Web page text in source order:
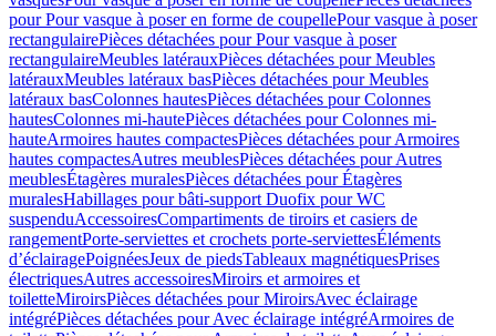
pour Pour vasque à poser en forme de coupellePour vasque à poser
rectangulairePièces détachées pour Pour vasque à poser
rectangulaireMeubles latérauxPièces détachées pour Meubles
latérauxMeubles latéraux basPièces détachées pour Meubles
latéraux basColonnes hautesPièces détachées pour Colonnes
hautesColonnes mi-hautePièces détachées pour Colonnes mi-
hauteArmoires hautes compactesPièces détachées pour Armoires
hautes compactesAutres meublesPièces détachées pour Autres
meublesÉtagères muralesPièces détachées pour Étagères
muralesHabillages pour bâti-support Duofix pour WC
suspenduAccessoiresCompartiments de tiroirs et casiers de
rangementPorte-serviettes et crochets porte-serviettesÉléments
d’éclairagePoignéesJeux de piedsTableaux magnétiquesPrises
électriquesAutres accessoiresMiroirs et armoires et
toiletteMiroirsPièces détachées pour MiroirsAvec éclairage
intégréPièces détachées pour Avec éclairage intégréArmoires de